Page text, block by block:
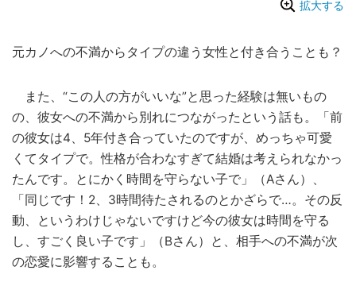
拡大する
元カノへの不満からタイプの違う女性と付き合うことも？
また、“この人の方がいいな”と思った経験は無いもの
の、彼女への不満から別れにつながったという話も。「前
の彼女は4、5年付き合っていたのですが、めっちゃ可愛
くてタイプで。性格が合わなすぎて結婚は考えられなかっ
たんです。とにかく時間を守らない子で」（Aさん）、
「同じです！2、3時間待たされるのとかざらで…。その反
動、というわけじゃないですけど今の彼女は時間を守る
し、すごく良い子です」（Bさん）と、相手への不満が次
の恋愛に影響することも。